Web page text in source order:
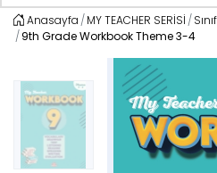
Anasayfa MY TEACHER SERİSİ
9th Grade Workbook Theme 3-4